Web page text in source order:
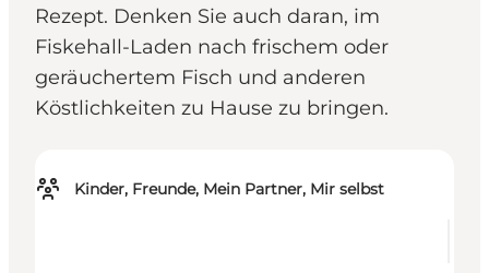
Rezept. Denken Sie auch daran, im
Fiskehall-Laden nach frischem oder
geräuchertem Fisch und anderen
Köstlichkeiten zu Hause zu bringen.
Kinder, Freunde, Mein Partner, Mir selbst